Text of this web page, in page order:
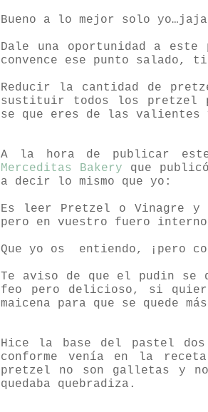
Bueno a lo mejor solo
Dale una oportunidad a
convence ese punto salado,
Reducir la cantidad de
sustituir todos los pretzel
se que eres de las valientes
A la hora de publicar este
Merceditas Bakery que
a decir lo mismo que yo:
Es leer Pretzel o Vinagre
pero en vuestro fuero
Que yo os entiendo, ¡pero
Te aviso de que el pudin
feo pero delicioso, si
maicena para que se quede
Hice la base del pastel
conforme venía en la
pretzel no son galletas y no
quedaba quebradiza.